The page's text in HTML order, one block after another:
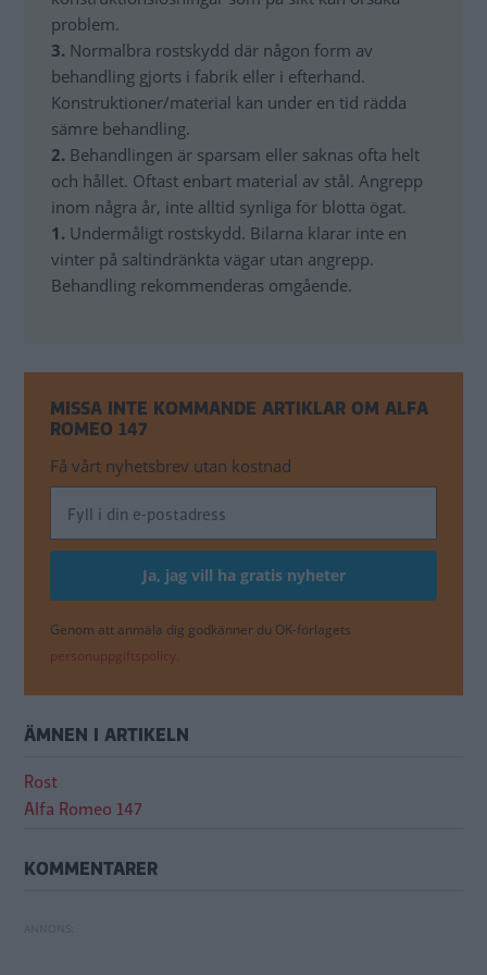
problem.
3. Normalbra rostskydd där någon form av
behandling gjorts i fabrik eller i efterhand.
Konstruktioner/material kan under en tid rädda
sämre behandling.
2. Behandlingen är sparsam eller saknas ofta helt
och hållet. Oftast enbart material av stål. Angrepp
inom några år, inte alltid synliga för blotta ögat.
1. Undermåligt rostskydd. Bilarna klarar inte en
vinter på saltindränkta vägar utan angrepp.
Behandling rekommenderas omgående.
MISSA INTE KOMMANDE ARTIKLAR OM ALFA
ROMEO 147
Få vårt nyhetsbrev utan kostnad
Genom att anmäla dig godkänner du OK-förlagets
personuppgiftspolicy.
ÄMNEN I ARTIKELN
Rost
Alfa Romeo 147
KOMMENTARER